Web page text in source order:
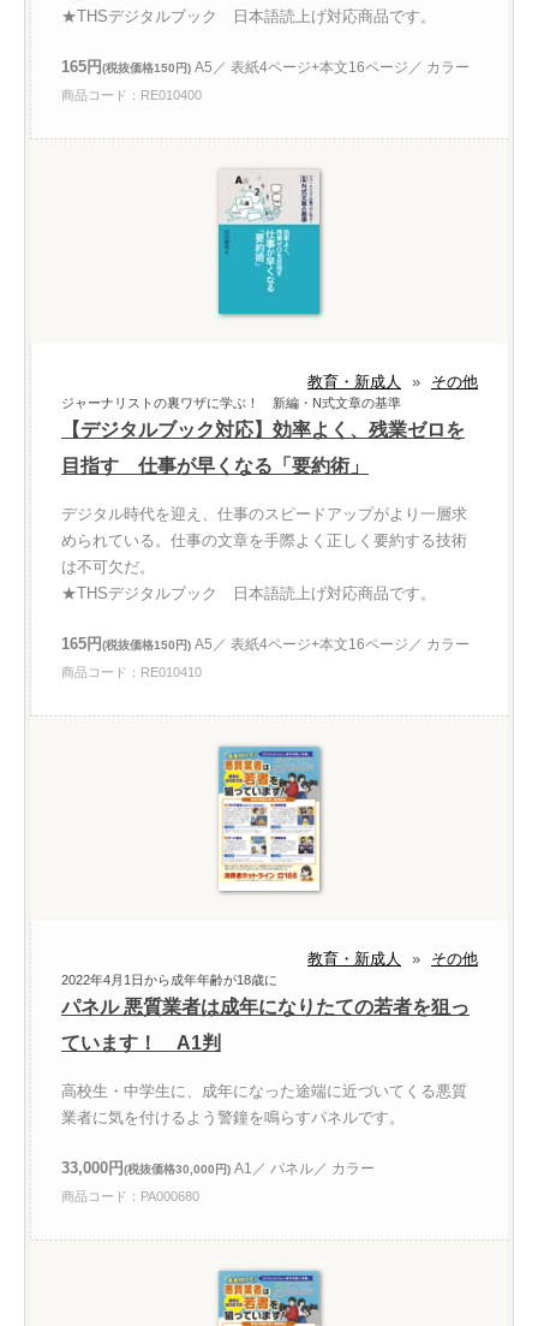
★THSデジタルブック 日本語読上げ対応商品です。
165円(税抜価格150円) A5／ 表紙4ページ+本文16ページ／ カラー
商品コード：RE010400
教育・新成人 » その他
ジャーナリストの裏ワザに学ぶ！ 新編・N式文章の基準
【デジタルブック対応】効率よく、残業ゼロを
目指す 仕事が早くなる「要約術」
デジタル時代を迎え、仕事のスピードアップがより一層求
められている。仕事の文章を手際よく正しく要約する技術
は不可欠だ。
★THSデジタルブック 日本語読上げ対応商品です。
165円(税抜価格150円) A5／ 表紙4ページ+本文16ページ／ カラー
商品コード：RE010410
教育・新成人 » その他
2022年4月1日から成年年齢が18歳に
パネル 悪質業者は成年になりたての若者を狙っ
ています！ A1判
高校生・中学生に、成年になった途端に近づいてくる悪質
業者に気を付けるよう警鐘を鳴らすパネルです。
33,000円(税抜価格30,000円) A1／ パネル／ カラー
商品コード：PA000680